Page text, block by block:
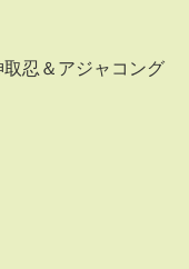
取忍＆アジャコング